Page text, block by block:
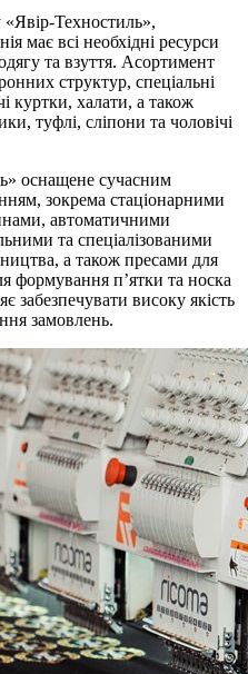
Техностиль»,
має всі необхідні ресурси
та взуття. Асортимент
структур, спеціальні
куртки, халати, а також
туфлі, сліпони та чоловічі
оснащене сучасним
зокрема стаціонарними
автоматичними
та спеціалізованими
а також пресами для
формування п’ятки та носка
забезпечувати високу якість
замовлень.